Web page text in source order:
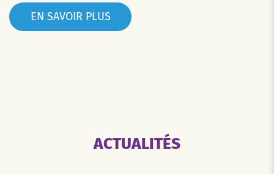
EN SAVOIR PLUS
ACTUALITÉS